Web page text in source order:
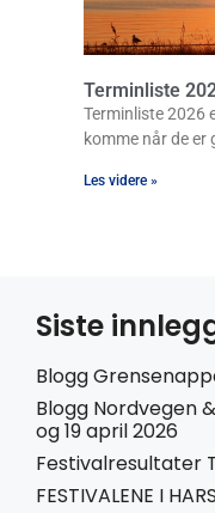
Terminliste
Terminliste 2026
komme når de er
Les videre »
Siste
Blogg
Blogg Nordvegen
og 19 april 2026
Festivalresultater
FESTIVALENE I